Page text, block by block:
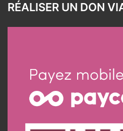
RÉALISER UN DON